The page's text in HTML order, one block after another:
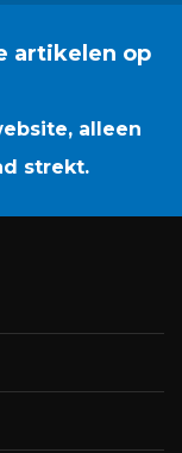
artikelen op
alleen
strekt.